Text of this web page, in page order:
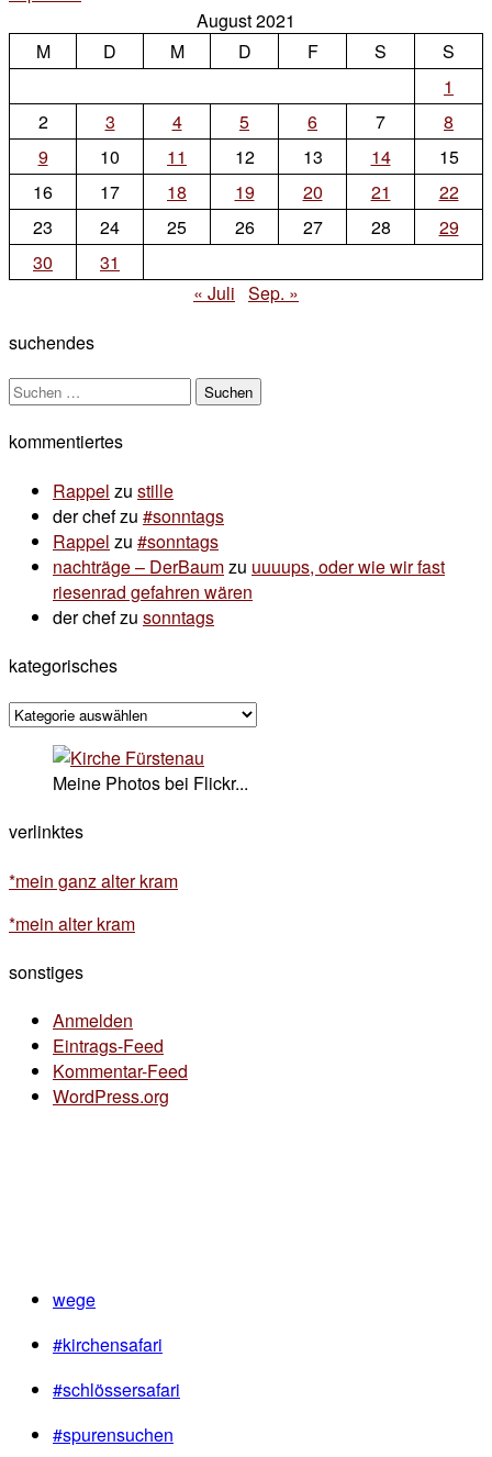
August 2021
M
D M D F S
S
1
2
3 4 5 6 7
8
9
10 11 12 13 14
15
16
17 18 19 20 21
22
23
24 25 26 27 28
29
30
31
« Juli Sep. »
suchendes
Suchen
kommentiertes
Rappel zu stille
der chefzu #sonntags
Rappel zu #sonntags
nachträge – DerBaumzu uuuups, oder wie wir fast
riesenrad gefahren wären
der chefzu sonntags
kategorisches
kategorisches
Meine Photos bei Flickr...
verlinktes
*mein ganz alter kram
*mein alter kram
sonstiges
Anmelden
Eintrags-Feed
Kommentar-Feed
WordPress.org
wege
#kirchensafari
#schlössersafari
#spurensuchen